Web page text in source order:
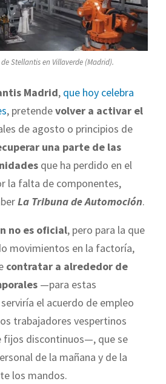
Stellantis en Villaverde (Madrid).
Madrid, que hoy celebra
, pretendevolver a activar el
de agosto o principios de
una parte de las
que ha perdido en el
la falta de componentes,
La Tribuna de Automoción.
no es oficial, pero para la que
movimientos en la factoría,
contratar a alrededor de
—para estas
el acuerdo de empleo
trabajadores vespertinos
discontinuos—, que se
de la mañana y de la
los mandos.